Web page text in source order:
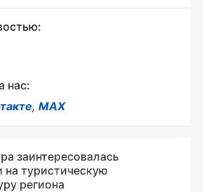
нас:
, MAX
заинтересовалась
туристическую
региона